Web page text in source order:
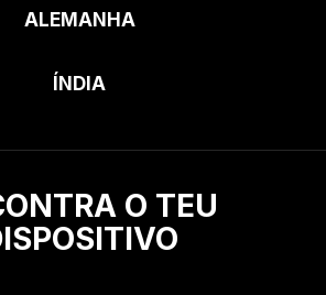
ALEMANHA
ÍNDIA
O TEU